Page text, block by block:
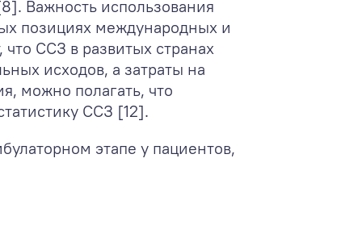
Важность использования
позициях международных и
ССЗ в развитых странах
исходов, а затраты на
можно полагать, что
ССЗ [12].
этапе у пациентов,